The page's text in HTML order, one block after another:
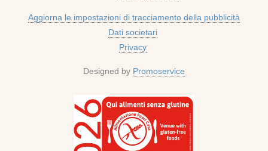
Aggiorna le impostazioni di tracciamento della pubblicità
Dati societari
Privacy
Designed by Promoservice